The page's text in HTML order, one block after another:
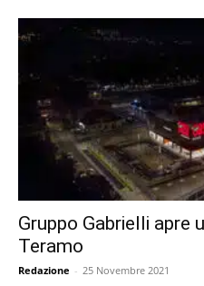
Gruppo Gabrielli apre
Teramo
Redazione - 25 Novembre 2021